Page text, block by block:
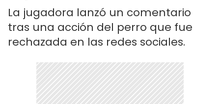
La jugadora lanzó un comentario
tras una acción del perro que fue
rechazada en las redes sociales.